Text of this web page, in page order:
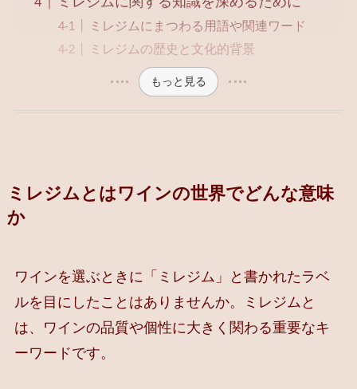
ミレジムにまつわる用語や関連ワード
ミレジムの歴史と文化的背景
もっと見る
ミレジムとはワインの世界でどんな意味
か
ワインを選ぶときに「ミレジム」と書かれたラベ
ルを目にしたことはありませんか。ミレジムと
は、ワインの品質や個性に大きく関わる重要なキ
ーワードです。